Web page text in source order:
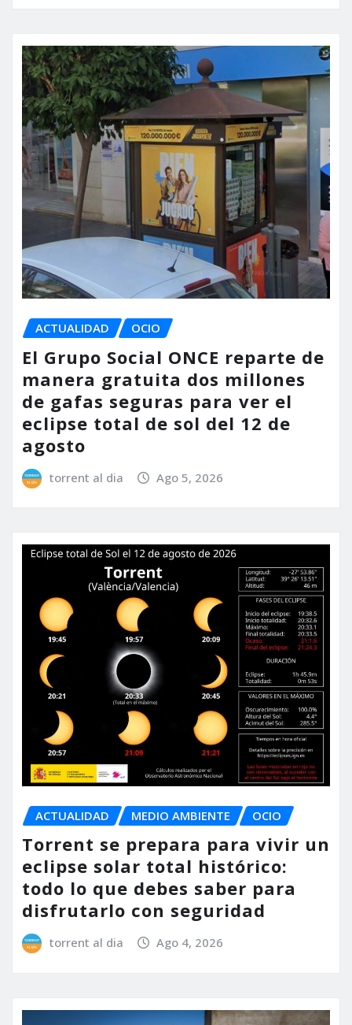
ACTUALIDAD OCIO
El Grupo Social ONCE reparte de
manera gratuita dos millones
de gafas seguras para ver el
eclipse total de sol del 12 de
agosto
torrent al dia Ago 5, 2026
ACTUALIDAD MEDIO AMBIENTE OCIO
Torrent se prepara para vivir un
eclipse solar total histórico:
todo lo que debes saber para
disfrutarlo con seguridad
torrent al dia Ago 4, 2026